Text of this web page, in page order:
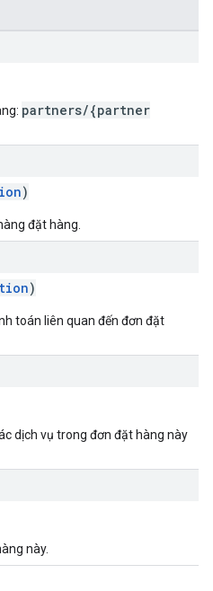
partners/{partner
)
đặt hàng.
)
toán liên quan đến đơn đặt
dịch vụ trong đơn đặt hàng này
này.